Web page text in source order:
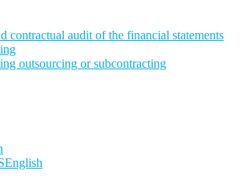
contractual audit of the financial statements
outsourcing or subcontracting
English